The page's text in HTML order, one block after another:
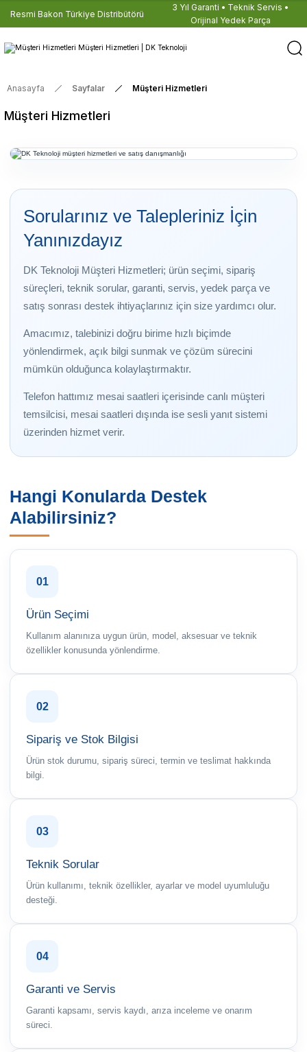
Resmi Bakon Türkiye Distribütörü
3 Yıl Garanti • Teknik Servis •
Orijinal Yedek Parça
Anasayfa Sayfalar Müşteri Hizmetleri
Müşteri Hizmetleri
Sorularınız ve Talepleriniz İçin
Yanınızdayız
DK Teknoloji Müşteri Hizmetleri; ürün seçimi, sipariş
süreçleri, teknik sorular, garanti, servis, yedek parça ve
satış sonrası destek ihtiyaçlarınız için size yardımcı olur.
Amacımız, talebinizi doğru birime hızlı biçimde
yönlendirmek, açık bilgi sunmak ve çözüm sürecini
mümkün olduğunca kolaylaştırmaktır.
Telefon hattımız mesai saatleri içerisinde canlı müşteri
temsilcisi, mesai saatleri dışında ise sesli yanıt sistemi
üzerinden hizmet verir.
Hangi Konularda Destek
Alabilirsiniz?
01
Ürün Seçimi
Kullanım alanınıza uygun ürün, model, aksesuar ve teknik
özellikler konusunda yönlendirme.
02
Sipariş ve Stok Bilgisi
Ürün stok durumu, sipariş süreci, termin ve teslimat hakkında
bilgi.
03
Teknik Sorular
Ürün kullanımı, teknik özellikler, ayarlar ve model uyumluluğu
desteği.
04
Garanti ve Servis
Garanti kapsamı, servis kaydı, arıza inceleme ve onarım
süreci.